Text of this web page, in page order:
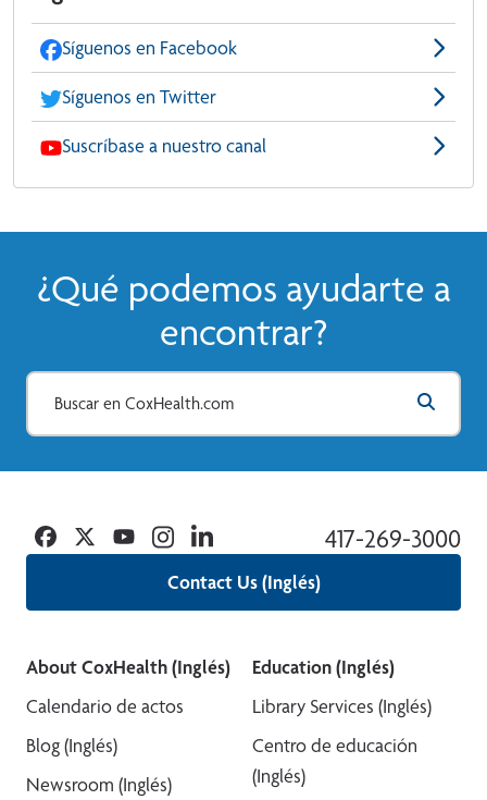
Síguenos en Facebook
Síguenos en Twitter
Suscríbase a nuestro canal
¿Qué podemos ayudarte a
encontrar?
Contact Us (Inglés)
417-269-3000
Facebook
TwitterYouTubeInstagramLinkedin
About CoxHealth (Inglés)
Calendario de actos
Blog (Inglés)
Newsroom (Inglés)
Education (Inglés)
Library Services (Inglés)
Centro de educación
(Inglés)